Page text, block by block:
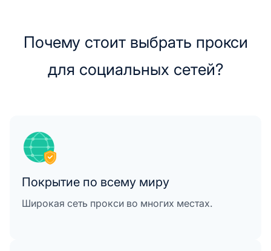
Почему стоит выбрать прокси
для социальных сетей?
Покрытие по всему миру
Широкая сеть прокси во многих местах.